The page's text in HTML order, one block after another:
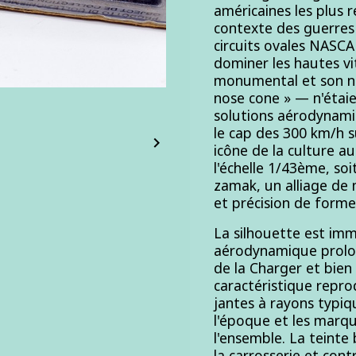

américaines les plus
contexte des
circuits ovales
dominer les hautes
monumental et son
nose cone » —
solutions
le cap des 300 km/h
icône de la culture
l'échelle 1/43ème,
zamak, un alliage
et précision de
La silhouette est
aérodynamique
de la Charger et
caractéristique
jantes à rayons
l'époque et les
l'ensemble. La teinte